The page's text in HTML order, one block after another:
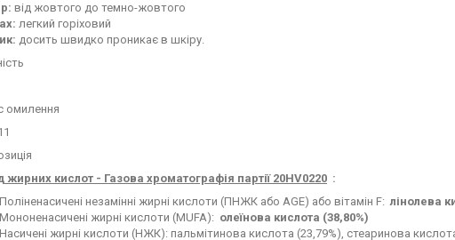
від жовтого до темно-жовтого
легкий горіховий
досить швидко проникає в шкіру.
омилення
жирних кислот - Газова хроматографія партії 20HV0220 :
Поліненасичені незамінні жирні кислоти (ПНЖК або AGE) або вітамін F:лінолева
Мононенасичені жирні кислоти (MUFA): олеїнова кислота (38,80%)
Насичені жирні кислоти (НЖК): пальмітинова кислота (23,79%), стеаринова